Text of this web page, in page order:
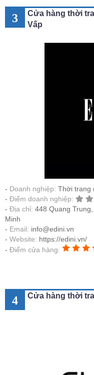
3
Cửa hàng thời
Vấp
Doanh nghiệp: Thời trang
Điểm doanh nghiệp:
Địa chỉ: 448 Quang
Minh
Email: info@edini.vn
Website: https://edini.vn/
Điểm cửa hàng:
4 Cửa hàng thời